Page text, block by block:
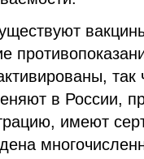
так
в России,
имеют